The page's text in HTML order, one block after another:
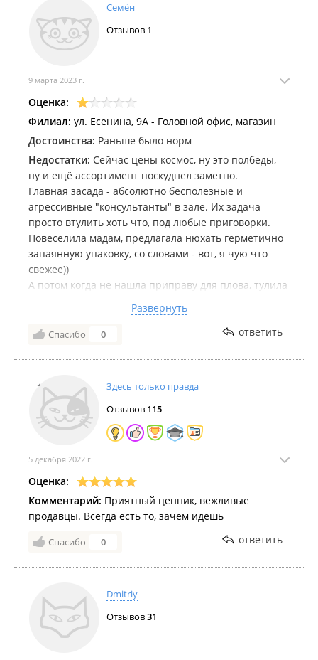
Семён
Отзывов 1
9 марта 2023 г.
Оценка:
Филиал: ул. Есенина, 9А - Головной офис, магазин
Достоинства: Раньше было норм
Недостатки: Сейчас цены космос, ну это полбеды,
ну и ещё ассортимент поскуднел заметно.
Главная засада - абсолютно бесполезные и
агрессивные "консультанты" в зале. Их задача
просто втулить хоть что, под любые приговорки.
Повеселила мадам, предлагала нюхать герметично
запаянную упаковку, со словами - вот, я чую что
свежее))
А потом когда не нашла приправу для плова, тулила
Комментарий:Уберите плиз этих бесполезных,
Развернуть
Спасибо 0 ответить
Здесь только правда
Отзывов 115
5 декабря 2022 г.
Оценка:
Комментарий: Приятный ценник, вежливые
продавцы. Всегда есть то, зачем идешь
Спасибо 0 ответить
Dmitriy
Отзывов31